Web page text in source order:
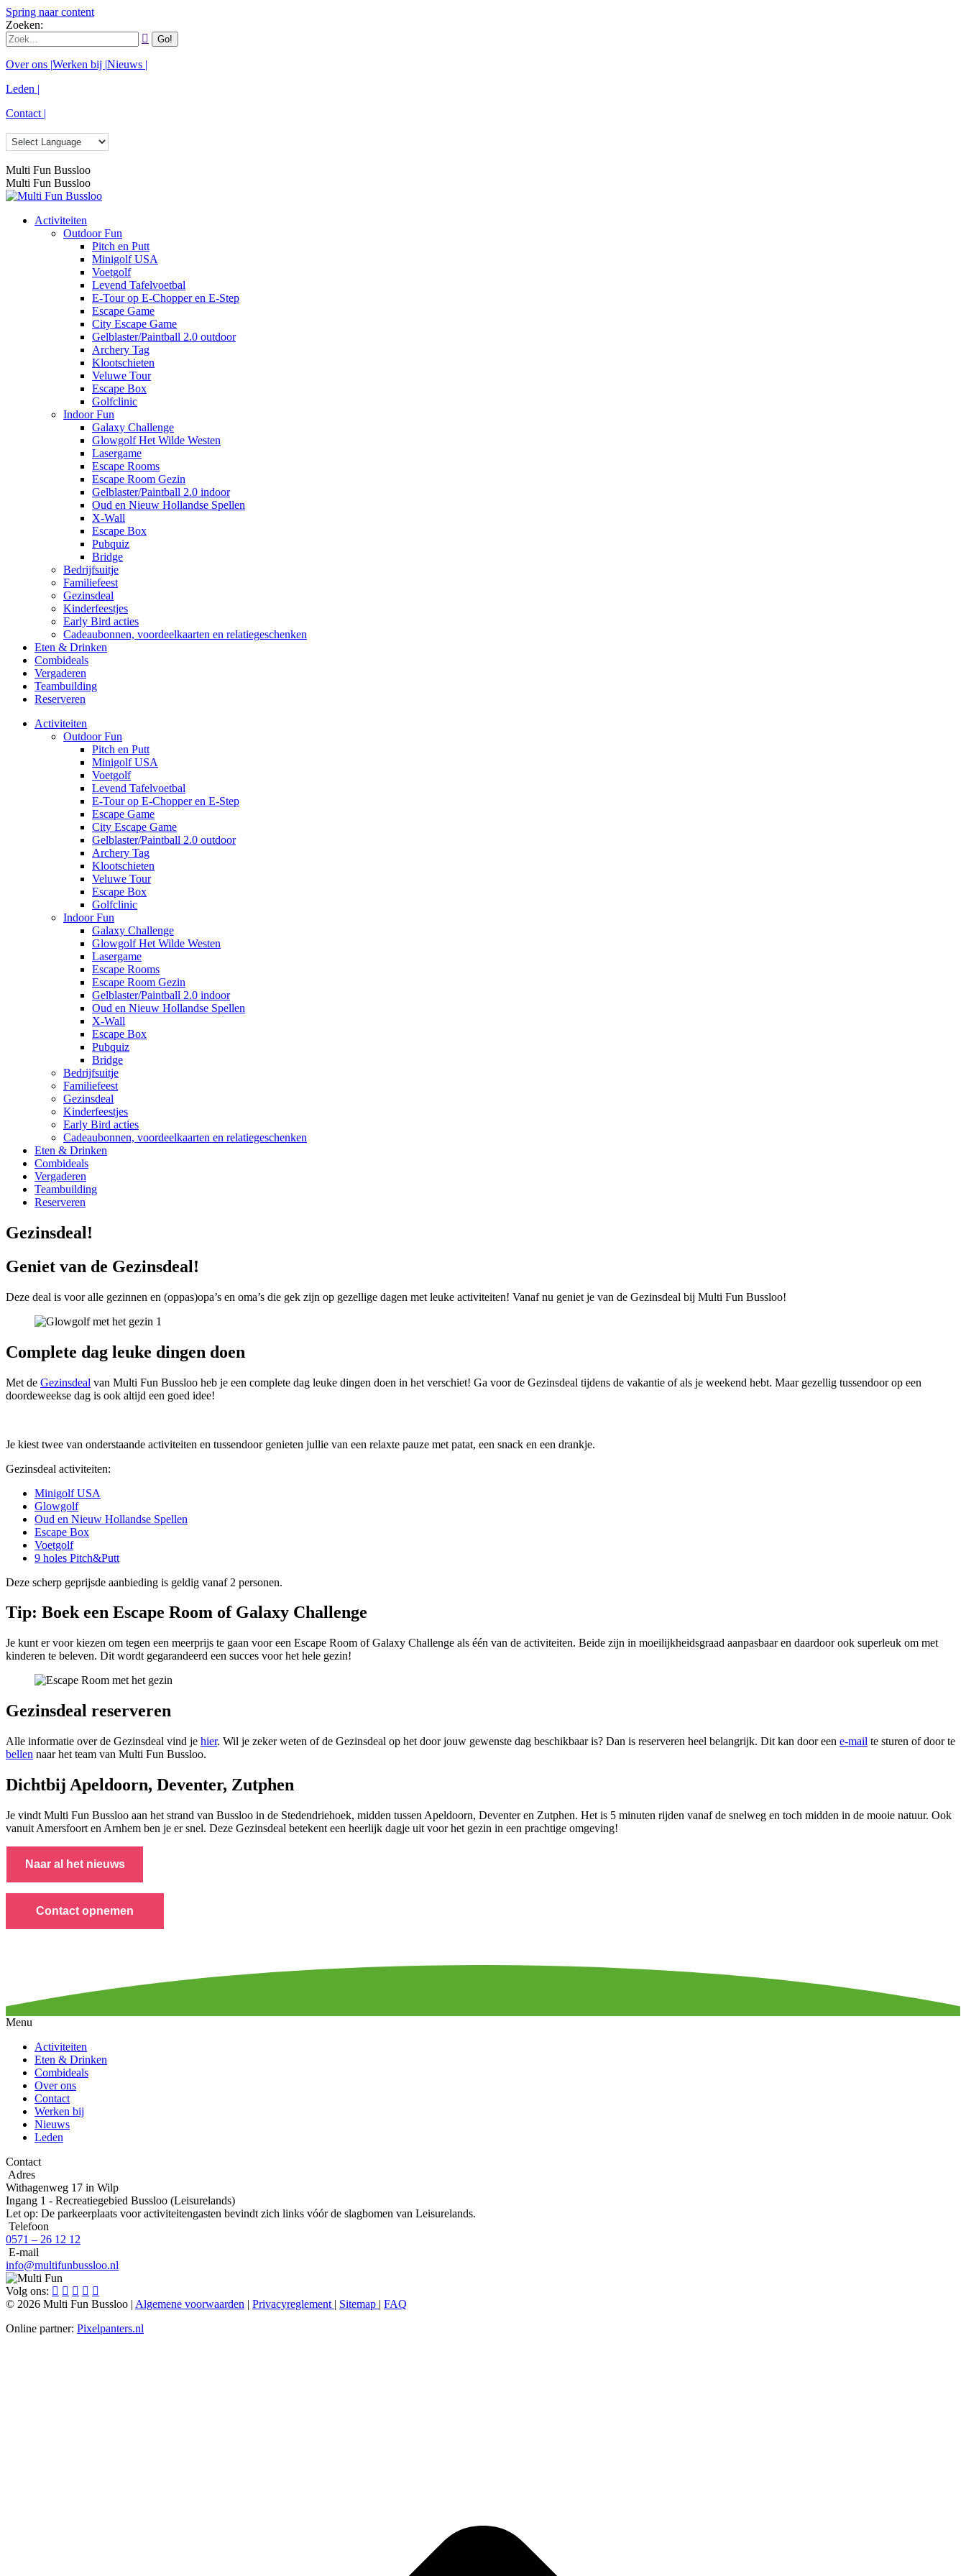
Spring naar content
Zoeken:
Over ons |Werken bij |Nieuws |
Leden |
Contact |
Multi Fun Bussloo
Multi Fun Bussloo
Activiteiten
Outdoor Fun
Pitch en Putt
Minigolf USA
Voetgolf
Levend Tafelvoetbal
E-Tour op E-Chopper en E-Step
Escape Game
City Escape Game
Gelblaster/Paintball 2.0 outdoor
Archery Tag
Klootschieten
Veluwe Tour
Escape Box
Golfclinic
Indoor Fun
Galaxy Challenge
Glowgolf Het Wilde Westen
Lasergame
Escape Rooms
Escape Room Gezin
Gelblaster/Paintball 2.0 indoor
Oud en Nieuw Hollandse Spellen
X-Wall
Escape Box
Pubquiz
Bridge
Bedrijfsuitje
Familiefeest
Gezinsdeal
Kinderfeestjes
Early Bird acties
Cadeaubonnen, voordeelkaarten en relatiegeschenken
Eten & Drinken
Combideals
Vergaderen
Teambuilding
Reserveren
Activiteiten
Outdoor Fun
Pitch en Putt
Minigolf USA
Voetgolf
Levend Tafelvoetbal
E-Tour op E-Chopper en E-Step
Escape Game
City Escape Game
Gelblaster/Paintball 2.0 outdoor
Archery Tag
Klootschieten
Veluwe Tour
Escape Box
Golfclinic
Indoor Fun
Galaxy Challenge
Glowgolf Het Wilde Westen
Lasergame
Escape Rooms
Escape Room Gezin
Gelblaster/Paintball 2.0 indoor
Oud en Nieuw Hollandse Spellen
X-Wall
Escape Box
Pubquiz
Bridge
Bedrijfsuitje
Familiefeest
Gezinsdeal
Kinderfeestjes
Early Bird acties
Cadeaubonnen, voordeelkaarten en relatiegeschenken
Eten & Drinken
Combideals
Vergaderen
Teambuilding
Reserveren
Gezinsdeal!
Geniet van de Gezinsdeal!
Deze deal is voor alle gezinnen en (oppas)opa’s en oma’s die gek zijn op gezellige dagen met leuke activiteiten! Vanaf nu geniet je van de Gezinsdeal bij Multi Fun Bussloo!
Complete dag leuke dingen doen
Met de Gezinsdeal van Multi Fun Bussloo heb je een complete dag leuke dingen doen in het verschiet! Ga voor de Gezinsdeal tijdens de vakantie of als je weekend hebt. Maar gezellig tussendoor op een
doordeweekse dag is ook altijd een goed idee!
Je kiest twee van onderstaande activiteiten en tussendoor genieten jullie van een relaxte pauze met patat, een snack en een drankje.
Gezinsdeal activiteiten:
Minigolf USA
Glowgolf
Oud en Nieuw Hollandse Spellen
Escape Box
Voetgolf
9 holes Pitch&Putt
Deze scherp geprijsde aanbieding is geldig vanaf 2 personen.
Tip: Boek een Escape Room of Galaxy Challenge
Je kunt er voor kiezen om tegen een meerprijs te gaan voor een Escape Room of Galaxy Challenge als één van de activiteiten. Beide zijn in moeilijkheidsgraad aanpasbaar en daardoor ook superleuk om met
kinderen te beleven. Dit wordt gegarandeerd een succes voor het hele gezin!
Gezinsdeal reserveren
Alle informatie over de Gezinsdeal vind je hier. Wil je zeker weten of de Gezinsdeal op het door jouw gewenste dag beschikbaar is? Dan is reserveren heel belangrijk. Dit kan door een e-mail te sturen of door te
bellen naar het team van Multi Fun Bussloo.
Dichtbij Apeldoorn, Deventer, Zutphen
Je vindt Multi Fun Bussloo aan het strand van Bussloo in de Stedendriehoek, midden tussen Apeldoorn, Deventer en Zutphen. Het is 5 minuten rijden vanaf de snelweg en toch midden in de mooie natuur. Ook
vanuit Amersfoort en Arnhem ben je er snel. Deze Gezinsdeal betekent een heerlijk dagje uit voor het gezin in een prachtige omgeving!
Naar al het nieuws
Contact opnemen
Menu
Activiteiten
Eten & Drinken
Combideals
Over ons
Contact
Werken bij
Nieuws
Leden
Contact
Adres
Withagenweg 17 in Wilp
Ingang 1 - Recreatiegebied Bussloo (Leisurelands)
Let op: De parkeerplaats voor activiteitengasten bevindt zich links vóór de slagbomen van Leisurelands.
Telefoon
0571 – 26 12 12
E-mail
info@multifunbussloo.nl
Volg ons:
© 2026 Multi Fun Bussloo | Algemene voorwaarden | Privacyreglement | Sitemap | FAQ
Online partner: Pixelpanters.nl